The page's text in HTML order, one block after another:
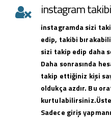
instagram
instagramda sizi
edip, takibi
sizi takip edip daha
Daha sonrasında
takip ettiğiniz kişi
oldukça azdır. Bu
Sadece giriş